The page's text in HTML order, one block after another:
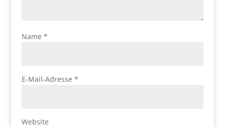
Name *
E-Mail-Adresse *
Website